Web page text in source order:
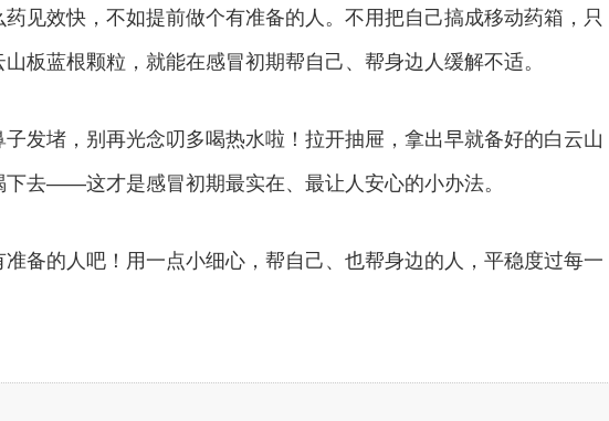
见效快，不如提前做个有准备的人。不用把自己搞成移动药箱，只
板蓝根颗粒，就能在感冒初期帮自己、帮身边人缓解不适。
发堵，别再光念叨多喝热水啦！拉开抽屉，拿出早就备好的白云山
去——这才是感冒初期最实在、最让人安心的小办法。
备的人吧！用一点小细心，帮自己、也帮身边的人，平稳度过每一